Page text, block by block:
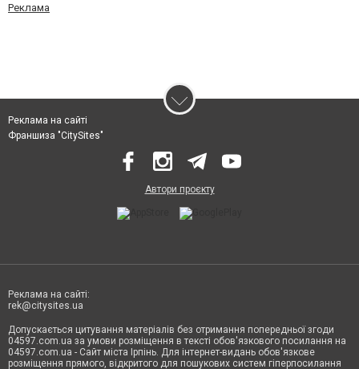
Реклама
Реклама на сайті
Франшиза "CitySites"
Автори проєкту
Реклама на сайті:
rek@citysites.ua
Допускається цитування матеріалів без отримання попередньої згоди
04597.com.ua за умови розміщення в тексті обов'язкового посилання на
04597.com.ua - Сайт міста Ірпінь. Для інтернет-видань обов'язкове
розміщення прямого, відкритого для пошукових систем гіперпосилання